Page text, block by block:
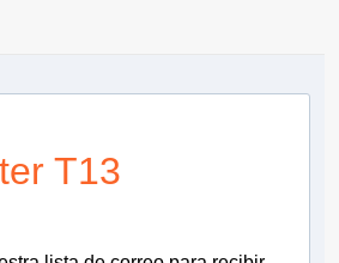
T13